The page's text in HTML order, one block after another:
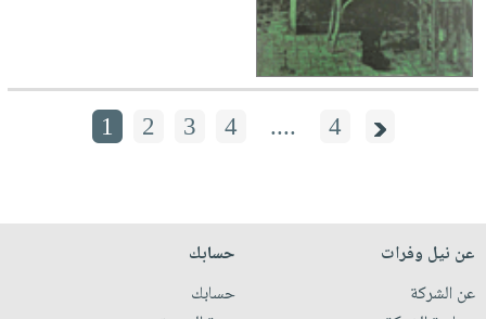
1 2 3 4 .... 4
عن نيل وفرات
عن الشركة
حسابك
حسابك